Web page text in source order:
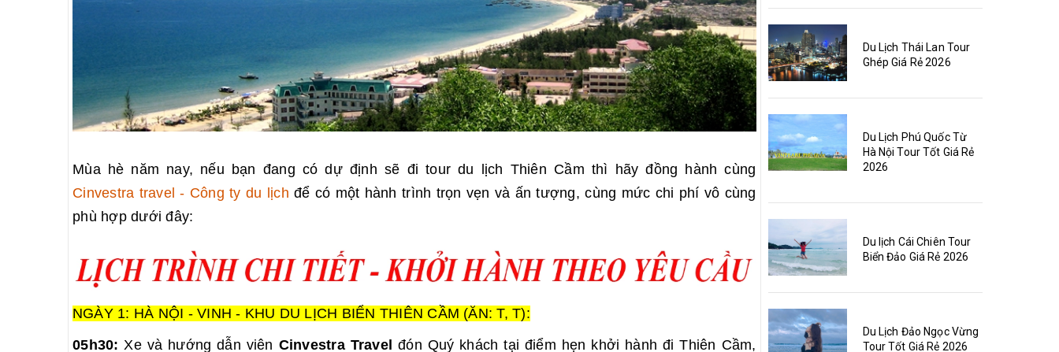
Mùa hè năm nay, nếu bạn đang có dự định sẽ đi tour du lịch Thiên Cầm thì hãy đồng hành cùng
Cinvestra travel - Công ty du lịch để có một hành trình trọn vẹn và ấn tượng, cùng mức chi phí vô cùng
phù hợp dưới đây:
NGÀY 1: HÀ NỘI - VINH - KHU DU LỊCH BIỂN THIÊN CẦM (ĂN: T, T):
05h30: Xe và hướng dẫn viên Cinvestra Travel đón Quý khách tại điểm hẹn khởi hành đi Thiên Cầm,
Du Lịch Thái Lan Tour
Ghép Giá Rẻ 2026
Du Lịch Phú Quốc Từ
Hà Nội Tour Tốt Giá Rẻ
2026
Du lịch Cái Chiên Tour
Biển Đảo Giá Rẻ 2026
Du Lịch Đảo Ngọc Vừng
Tour Tốt Giá Rẻ 2026